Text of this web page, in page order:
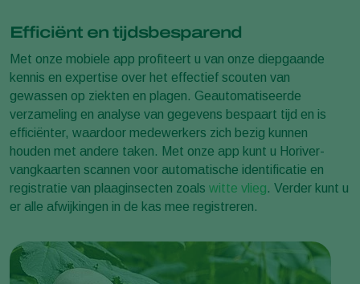
Efficiënt en tijdsbesparend
Met onze mobiele app profiteert u van onze diepgaande
kennis en expertise over het effectief scouten van
gewassen op ziekten en plagen. Geautomatiseerde
verzameling en analyse van gegevens bespaart tijd en is
efficiënter, waardoor medewerkers zich bezig kunnen
houden met andere taken. Met onze app kunt u Horiver-
vangkaarten scannen voor automatische identificatie en
registratie van plaaginsecten zoals witte vlieg. Verder kunt u
er alle afwijkingen in de kas mee registreren.